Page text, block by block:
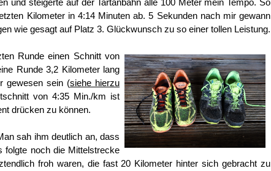
und steigerte auf der Tartanbahn alle 100 Meter mein Tempo. So
Kilometer in 4:14 Minuten ab. 5 Sekunden nach mir gewann
wie gesagt auf Platz 3. Glückwunsch zu so einer tollen Leistung.
Runde einen Schnitt von
Runde 3,2 Kilometer lang
gewesen sein (siehe hierzu
von 4:35 Min./km ist
drücken zu können.
sah ihm deutlich an, dass
noch die Mittelstrecke
froh waren, die fast 20 Kilometer hinter sich gebracht zu